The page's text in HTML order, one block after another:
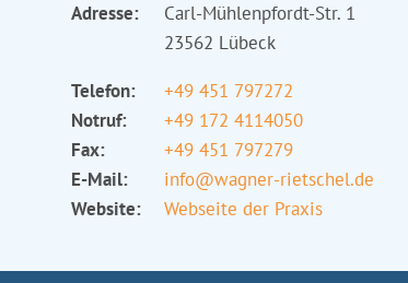
Adresse:
Carl-Mühlenpfordt-Str. 1
23562 Lübeck
Telefon:
+49 451 797272
Notruf:
+49 172 4114050
Fax:
+49 451 797279
E-Mail:
info@wagner-rietschel.de
Website:
Webseite der Praxis